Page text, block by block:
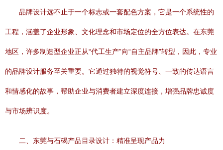
品牌设计远不止于一个标志或一套配色方案，它是一个系统性的
工程，涵盖了企业形象、文化理念和市场定位的全方位表达。在东莞
地区，许多制造型企业正从“代工生产”向“自主品牌”转型，因此，专业
的品牌设计服务至关重要。它通过独特的视觉符号、一致的传达语言
和情感化的故事，帮助企业与消费者建立深度连接，增强品牌忠诚度
与市场辨识度。
二、东莞与石碣产品目录设计：精准呈现产品力